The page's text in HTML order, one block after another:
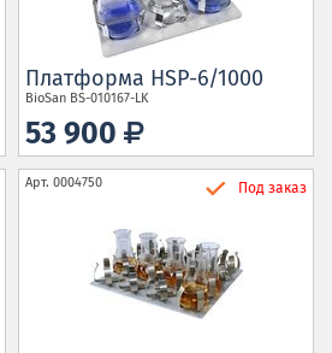
Платформа HSP-6/1000
BioSan BS-010167-LK
53 900
Арт. 0004750 Под заказ